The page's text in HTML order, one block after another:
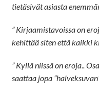
tietäsivät asiasta
” Kirjaamistavoissa on
kehittää siten että kaikki
” Kyllä niissä on eroja..
saattaa jopa